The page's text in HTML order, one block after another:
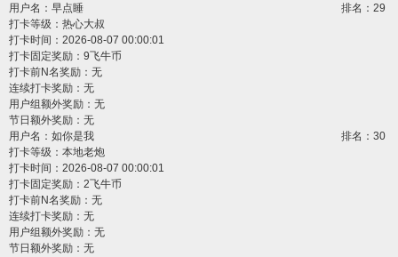
用户名： 早点睡
排名：29
打卡等级：热心大叔
打卡时间：2026-08-07 00:00:01
打卡固定奖励：9飞牛币
打卡前N名奖励：无
连续打卡奖励：无
用户组额外奖励：无
节日额外奖励：无
用户名： 如你是我
排名：30
打卡等级：本地老炮
打卡时间：2026-08-07 00:00:01
打卡固定奖励：2飞牛币
打卡前N名奖励：无
连续打卡奖励：无
用户组额外奖励：无
节日额外奖励：无